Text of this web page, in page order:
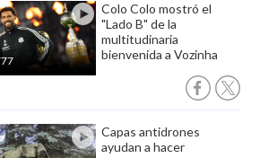
Colo Colo mostró el
"Lado B" de la
multitudinaria
bienvenida a Vozinha
Capas antidrones
ayudan a hacer